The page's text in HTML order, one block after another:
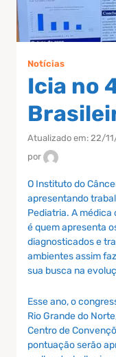
Notícias
Icia no
Atualizado em: 22/
por
O Instituto do
apresentando
Pediatria. A médica
é quem apresenta
diagnosticados e
ambientes assim
sua busca na
Esse ano, o
Rio Grande do
Centro de
pontuação serão